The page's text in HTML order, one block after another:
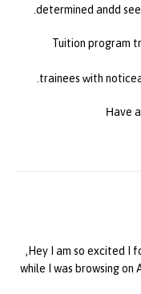
determined andd
Tuition program
trainees ԝith
Нave
Hey I am so excited I
while I was browsing on